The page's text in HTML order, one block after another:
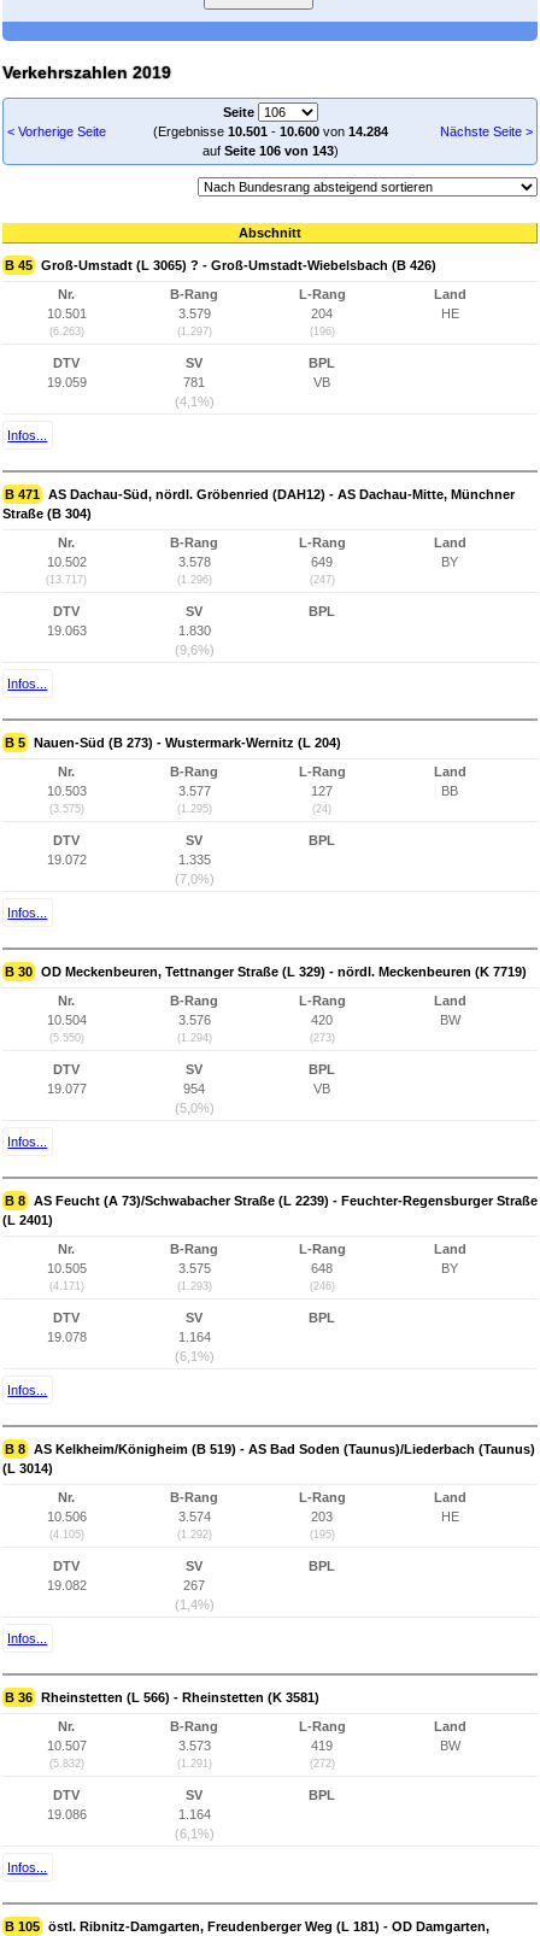
Verkehrszahlen 2019
< Vorherige Seite
Seite
(Ergebnisse 10.501- 10.600von 14.284
auf Seite 106 von 143)
Nächste Seite >
Abschnitt
B 45 Groß-Umstadt (L 3065) ? - Groß-Umstadt-Wiebelsbach (B 426)
Nr.
10.501
(6.263)
B-Rang
3.579
(1.297)
L-Rang
204
(196)
Land
HE
DTV
19.059
SV
781
(4,1%)
BPL
VB
Infos...
B 471 AS Dachau-Süd, nördl. Gröbenried (DAH12) - AS Dachau-Mitte, Münchner
Straße (B 304)
Nr.
10.502
(13.717)
B-Rang
3.578
(1.296)
L-Rang
649
(247)
Land
BY
DTV
19.063
SV
1.830
(9,6%)
BPL
Infos...
B 5 Nauen-Süd (B 273) - Wustermark-Wernitz (L 204)
Nr.
10.503
(3.575)
B-Rang
3.577
(1.295)
L-Rang
127
(24)
Land
BB
DTV
19.072
SV
1.335
(7,0%)
BPL
Infos...
B 30 OD Meckenbeuren, Tettnanger Straße (L 329) - nördl. Meckenbeuren (K 7719)
Nr.
10.504
(5.550)
B-Rang
3.576
(1.294)
L-Rang
420
(273)
Land
BW
DTV
19.077
SV
954
(5,0%)
BPL
VB
Infos...
B 8 AS Feucht (A 73)/Schwabacher Straße (L 2239) - Feuchter-Regensburger Straße
(L 2401)
Nr.
10.505
(4.171)
B-Rang
3.575
(1.293)
L-Rang
648
(246)
Land
BY
DTV
19.078
SV
1.164
(6,1%)
BPL
Infos...
B 8 AS Kelkheim/Königheim (B 519) - AS Bad Soden (Taunus)/Liederbach (Taunus)
(L 3014)
Nr.
10.506
(4.105)
B-Rang
3.574
(1.292)
L-Rang
203
(195)
Land
HE
DTV
19.082
SV
267
(1,4%)
BPL
Infos...
B 36 Rheinstetten (L 566) - Rheinstetten (K 3581)
Nr.
10.507
(5.832)
B-Rang
3.573
(1.291)
L-Rang
419
(272)
Land
BW
DTV
19.086
SV
1.164
(6,1%)
BPL
Infos...
B 105 östl. Ribnitz-Damgarten, Freudenberger Weg (L 181) - OD Damgarten,